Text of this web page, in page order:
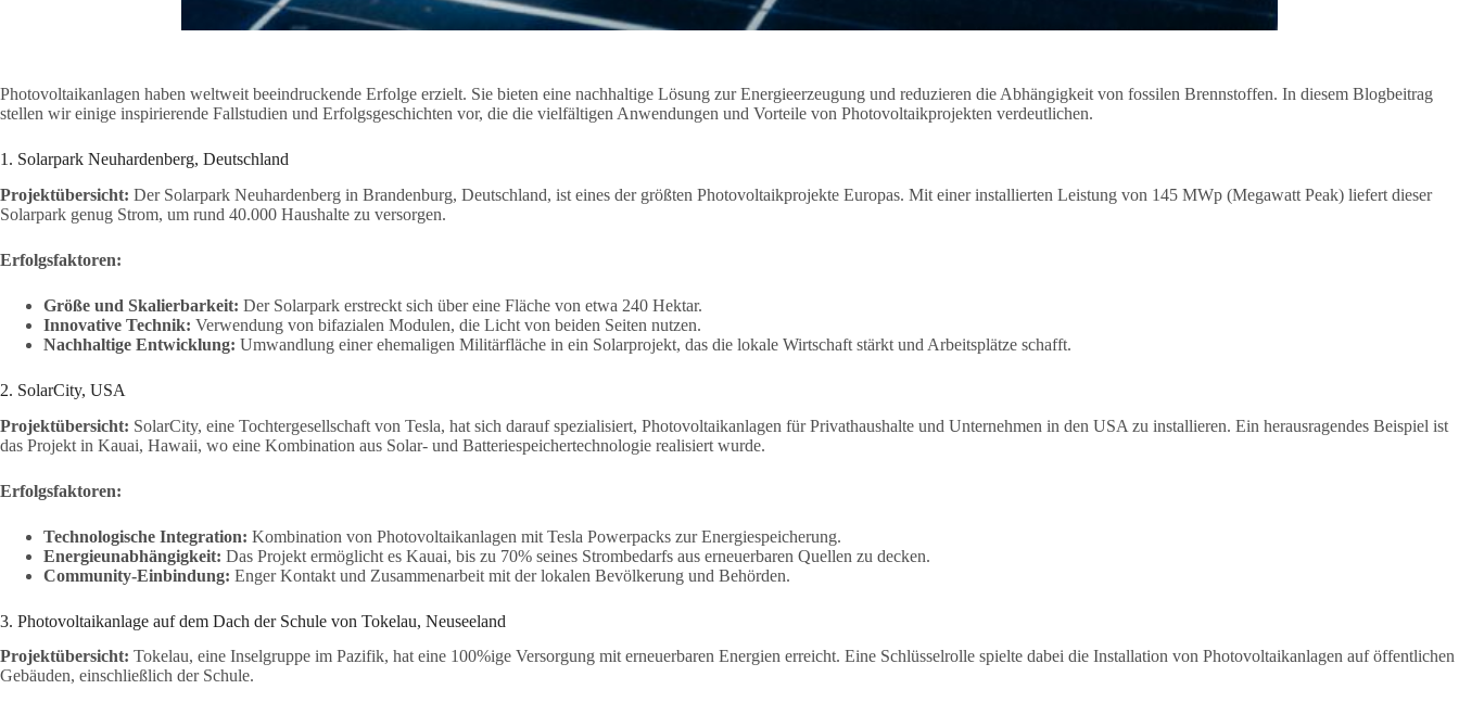
Photovoltaikanlagen haben weltweit beeindruckende Erfolge erzielt. Sie bieten eine nachhaltige Lösung zur Energieerzeugung und reduzieren die Abhängigkeit von fossilen Brennstoffen. In diesem Blogbeitrag
stellen wir einige inspirierende Fallstudien und Erfolgsgeschichten vor, die die vielfältigen Anwendungen und Vorteile von Photovoltaikprojekten verdeutlichen.
1. Solarpark Neuhardenberg, Deutschland
Projektübersicht: Der Solarpark Neuhardenberg in Brandenburg, Deutschland, ist eines der größten Photovoltaikprojekte Europas. Mit einer installierten Leistung von 145 MWp (Megawatt Peak) liefert dieser
Solarpark genug Strom, um rund 40.000 Haushalte zu versorgen.
Erfolgsfaktoren:
Größe und Skalierbarkeit: Der Solarpark erstreckt sich über eine Fläche von etwa 240 Hektar.
Innovative Technik: Verwendung von bifazialen Modulen, die Licht von beiden Seiten nutzen.
Nachhaltige Entwicklung: Umwandlung einer ehemaligen Militärfläche in ein Solarprojekt, das die lokale Wirtschaft stärkt und Arbeitsplätze schafft.
2. SolarCity, USA
Projektübersicht: SolarCity, eine Tochtergesellschaft von Tesla, hat sich darauf spezialisiert, Photovoltaikanlagen für Privathaushalte und Unternehmen in den USA zu installieren. Ein herausragendes Beispiel ist
das Projekt in Kauai, Hawaii, wo eine Kombination aus Solar- und Batteriespeichertechnologie realisiert wurde.
Erfolgsfaktoren:
Technologische Integration: Kombination von Photovoltaikanlagen mit Tesla Powerpacks zur Energiespeicherung.
Energieunabhängigkeit: Das Projekt ermöglicht es Kauai, bis zu 70% seines Strombedarfs aus erneuerbaren Quellen zu decken.
Community-Einbindung: Enger Kontakt und Zusammenarbeit mit der lokalen Bevölkerung und Behörden.
3. Photovoltaikanlage auf dem Dach der Schule von Tokelau, Neuseeland
Projektübersicht: Tokelau, eine Inselgruppe im Pazifik, hat eine 100%ige Versorgung mit erneuerbaren Energien erreicht. Eine Schlüsselrolle spielte dabei die Installation von Photovoltaikanlagen auf öffentlichen
Gebäuden, einschließlich der Schule.